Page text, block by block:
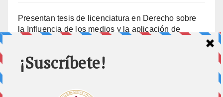
Presentan tesis de licenciatura en Derecho sobre
la Influencia de los medios y la aplicación de